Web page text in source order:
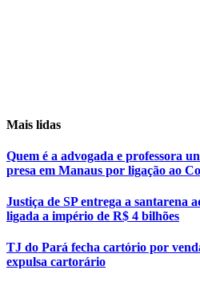
Mais lidas
Quem é a advogada e professora
presa em Manaus por ligação ao
Justiça de SP entrega a santarena
ligada a império de R$ 4 bilhões
TJ do Pará fecha cartório por
expulsa cartorário